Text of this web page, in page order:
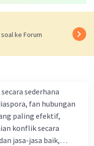
ke Forum
sederhana
fan hubungan
paling efektif,
jasa-jasa baik,